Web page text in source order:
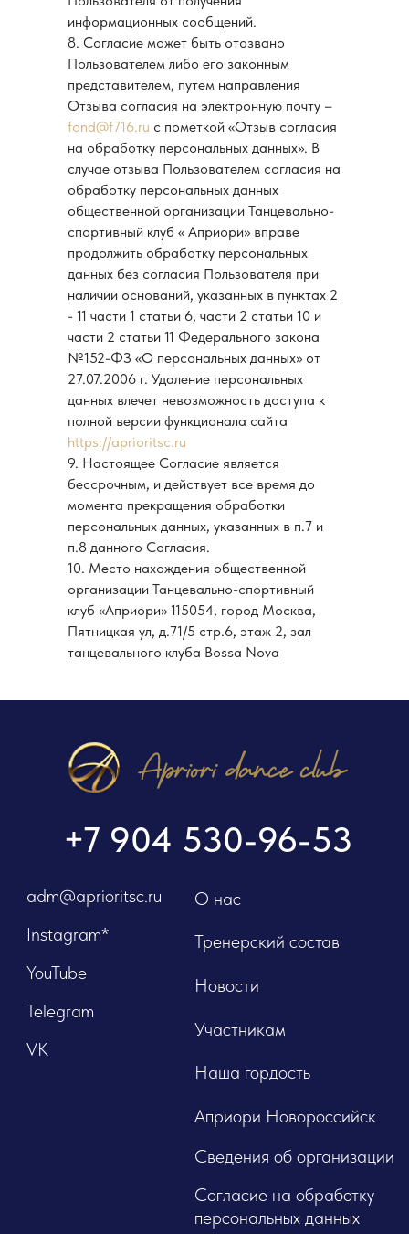
информационных сообщений.
8. Согласие может быть отозвано
Пользователем либо его законным
представителем, путем направления
Отзыва согласия на электронную почту –
fond@f716.ru с пометкой «Отзыв согласия
на обработку персональных данных». В
случае отзыва Пользователем согласия на
обработку персональных данных
общественной организации Танцевально-
спортивный клуб « Априори» вправе
продолжить обработку персональных
данных без согласия Пользователя при
наличии оснований, указанных в пунктах 2
- 11 части 1 статьи 6, части 2 статьи 10 и
части 2 статьи 11 Федерального закона
№152-ФЗ «О персональных данных» от
27.07.2006 г. Удаление персональных
данных влечет невозможность доступа к
полной версии функционала сайта
https://aprioritsc.ru
9. Настоящее Согласие является
бессрочным, и действует все время до
момента прекращения обработки
персональных данных, указанных в п.7 и
п.8 данного Согласия.
10. Место нахождения общественной
организации Танцевально-спортивный
клуб «Априори» 115054, город Москва,
Пятницкая ул, д.71/5 стр.6, этаж 2, зал
танцевального клуба Bossa Nova
adm@aprioritsc.ru
+7 904 530-96-53
Instagram* Тренерский состав
Участникам
Благотворительного
Фонда поддержки Физического,
Духовного и Культурного Развития
Сведения об организации
запрещенной на территории РФ
© 2023. Все авторские права
принадлежат ТСК Априори.
Использование любых материалов сайта
полностью или частично требует
письменного разрешения
Согласие на обработку
персональных данных
Априори Новороссийск